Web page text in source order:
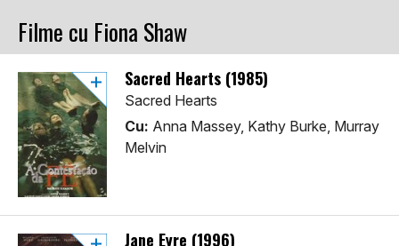
Filme cu Fiona Shaw
Sacred Hearts (1985)
Sacred Hearts
Cu: Anna Massey, Kathy Burke, Murray
Melvin
Jane Eyre (1996)